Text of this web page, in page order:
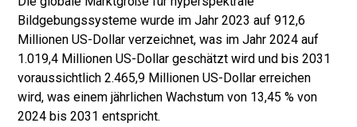
Bildgebungssysteme wurde im Jahr 2023 auf 912,6
Millionen US-Dollar verzeichnet, was im Jahr 2024 auf
1.019,4 Millionen US-Dollar geschätzt wird und bis 2031
voraussichtlich 2.465,9 Millionen US-Dollar erreichen
wird, was einem jährlichen Wachstum von 13,45 % von
2024 bis 2031 entspricht.